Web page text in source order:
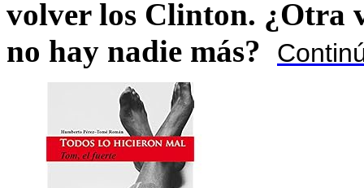
volver los Clinton. ¿Otra
no hay nadie más?